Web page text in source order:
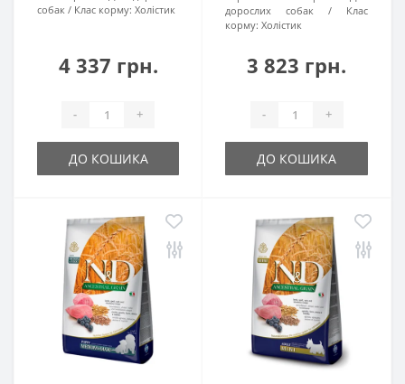
собак
Клас корму: Холістик
4 337 грн.
- +
ДО КОШИКА
дорослих собак
Клас
корму: Холістик
3 823 грн.
- +
ДО КОШИКА